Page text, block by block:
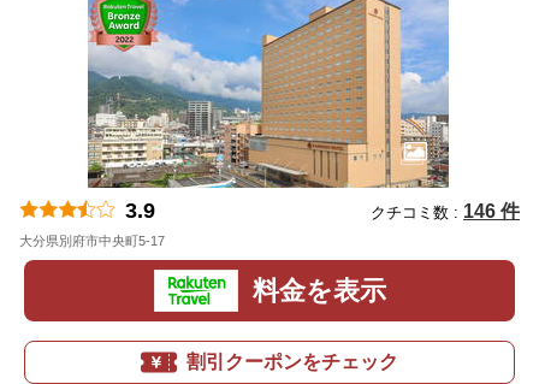
3.9 クチコミ数 : 146 件
大分県別府市中央町5-17
料金を表示
割引クーポンをチェック